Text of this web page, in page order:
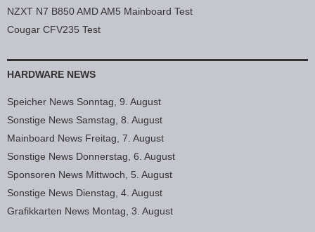
NZXT N7 B850 AMD AM5 Mainboard Test
Cougar CFV235 Test
HARDWARE NEWS
Speicher News Sonntag, 9. August
Sonstige News Samstag, 8. August
Mainboard News Freitag, 7. August
Sonstige News Donnerstag, 6. August
Sponsoren News Mittwoch, 5. August
Sonstige News Dienstag, 4. August
Grafikkarten News Montag, 3. August